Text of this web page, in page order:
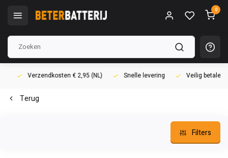
0
Verzendkosten € 2,95 (NL) Snelle levering Veilig betalen
Terug
Filters